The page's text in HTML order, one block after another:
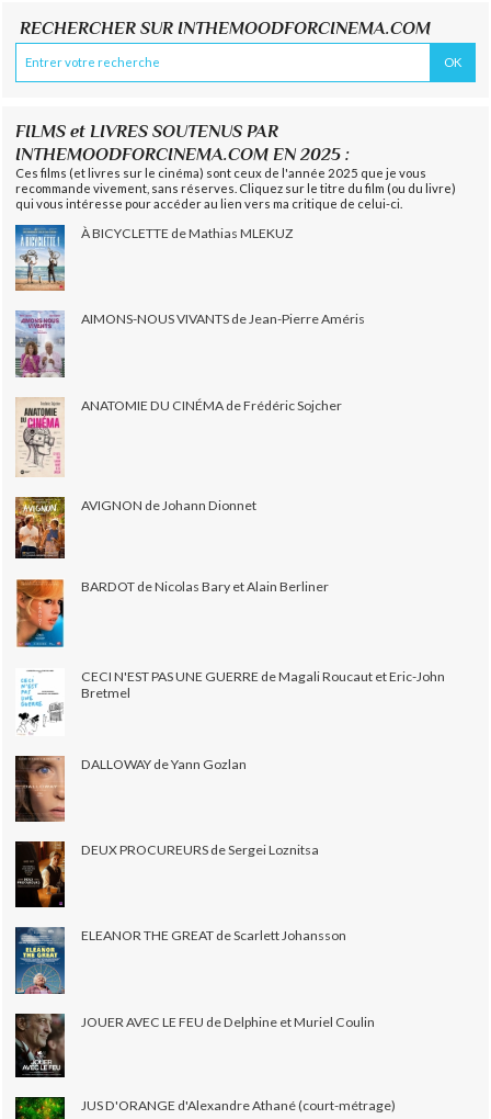
RECHERCHER SUR INTHEMOODFORCINEMA.COM
FILMS et LIVRES SOUTENUS PAR
INTHEMOODFORCINEMA.COM EN 2025 :
Ces films (et livres sur le cinéma) sont ceux de l'année 2025 que je vous
recommande vivement, sans réserves. Cliquez sur le titre du film (ou du livre)
qui vous intéresse pour accéder au lien vers ma critique de celui-ci.
À BICYCLETTE de Mathias MLEKUZ
AIMONS-NOUS VIVANTS de Jean-Pierre Améris
ANATOMIE DU CINÉMA de Frédéric Sojcher
AVIGNON de Johann Dionnet
BARDOT de Nicolas Bary et Alain Berliner
CECI N'EST PAS UNE GUERRE de Magali Roucaut et Eric-John
Bretmel
DALLOWAY de Yann Gozlan
DEUX PROCUREURS de Sergei Loznitsa
ELEANOR THE GREAT de Scarlett Johansson
JOUER AVEC LE FEU de Delphine et Muriel Coulin
JUS D'ORANGE d'Alexandre Athané (court-métrage)